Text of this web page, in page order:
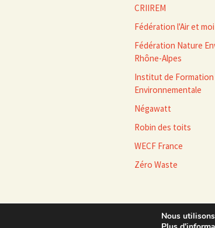
CRIIREM
Fédération l'Air et moi
Fédération Nature
Rhône-Alpes
Institut de Formation
Environnementale
Négawatt
Robin des toits
WECF France
Zéro Waste
Nous